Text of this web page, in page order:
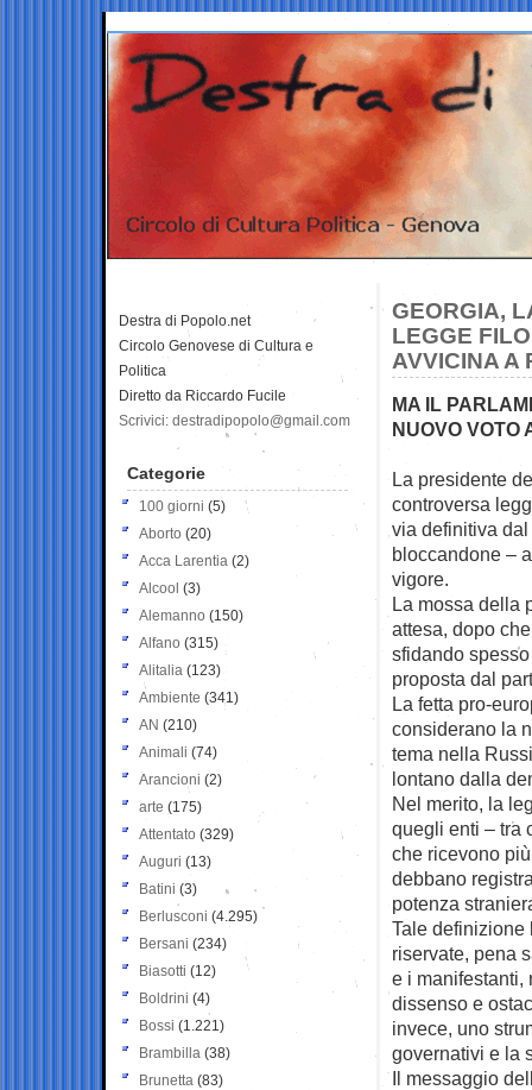
GEORGIA,
LEGGE
AVVICINA A
MA IL
NUOVO VOTO
La presidente
controversa
via definitiva
bloccandone –
vigore.
La mossa della
attesa, dopo
sfidando
proposta dal
La fetta pro-
considerano la
tema nella
lontano dalla
Nel merito, la
quegli enti – tra
che ricevono
debbano
potenza
Tale definizione
riservate, pena
e i manifestanti,
dissenso e
invece, uno
governativi e la
Il messaggio
Destra di Popolo.net
Circolo Genovese di Cultura e
Politica
Diretto da Riccardo Fucile
Scrivici: destradipopolo@gmail.com
Categorie
100 giorni (5)
Aborto (20)
Acca Larentia (2)
Alcool (3)
Alemanno (150)
Alfano (315)
Alitalia (123)
Ambiente (341)
AN (210)
Animali (74)
Arancioni (2)
arte (175)
Attentato (329)
Auguri (13)
Batini (3)
Berlusconi (4.295)
Bersani (234)
Biasotti (12)
Boldrini (4)
Bossi (1.221)
Brambilla (38)
Brunetta (83)